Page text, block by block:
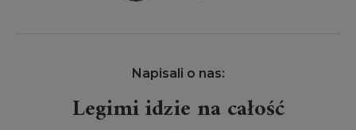
Napisali o nas:
Legimi idzie na całość